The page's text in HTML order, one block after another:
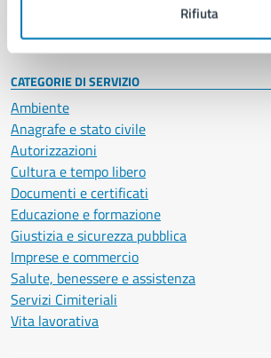
Rifiuta
Intranet, posta aziendale e protocollo
CATEGORIE DI SERVIZIO
Ambiente
Anagrafe e stato civile
Autorizzazioni
Cultura e tempo libero
Documenti e certificati
Educazione e formazione
Giustizia e sicurezza pubblica
Imprese e commercio
Salute, benessere e assistenza
Servizi Cimiteriali
Vita lavorativa